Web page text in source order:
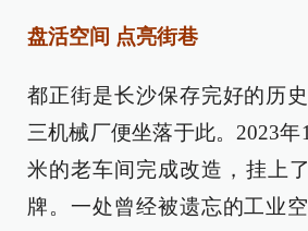
盘活空间 点亮街巷
都正街是长沙保存完好的历
三机械厂便坐落于此。2023年
米的老车间完成改造，挂上
牌。一处曾经被遗忘的工业